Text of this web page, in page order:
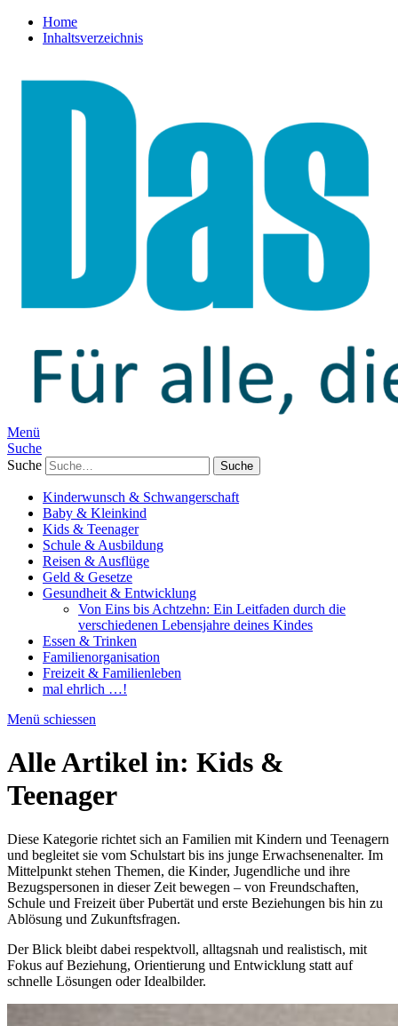
Home
Inhaltsverzeichnis
Menü
Suche
Suche
Kinderwunsch & Schwangerschaft
Baby & Kleinkind
Kids & Teenager
Schule & Ausbildung
Reisen & Ausflüge
Geld & Gesetze
Gesundheit & Entwicklung
Von Eins bis Achtzehn: Ein Leitfaden durch die
verschiedenen Lebensjahre deines Kindes
Essen & Trinken
Familienorganisation
Freizeit & Familienleben
mal ehrlich …!
Menü schiessen
Alle Artikel in: Kids &
Teenager
Diese Kategorie richtet sich an Familien mit Kindern und Teenagern
und begleitet sie vom Schulstart bis ins junge Erwachsenenalter. Im
Mittelpunkt stehen Themen, die Kinder, Jugendliche und ihre
Bezugspersonen in dieser Zeit bewegen – von Freundschaften,
Schule und Freizeit über Pubertät und erste Beziehungen bis hin zu
Ablösung und Zukunftsfragen.
Der Blick bleibt dabei respektvoll, alltagsnah und realistisch, mit
Fokus auf Beziehung, Orientierung und Entwicklung statt auf
schnelle Lösungen oder Idealbilder.